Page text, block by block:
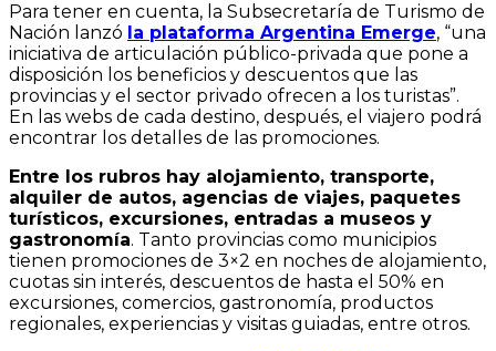
Para tener en cuenta, la Subsecretaría de Turismo de
Nación lanzó la plataforma Argentina Emerge, “una
iniciativa de articulación público-privada que pone a
disposición los beneficios y descuentos que las
provincias y el sector privado ofrecen a los turistas”.
En las webs de cada destino, después, el viajero podrá
encontrar los detalles de las promociones.
Entre los rubros hay alojamiento, transporte,
alquiler de autos, agencias de viajes, paquetes
turísticos, excursiones, entradas a museos y
gastronomía. Tanto provincias como municipios
tienen promociones de 3×2 en noches de alojamiento,
cuotas sin interés, descuentos de hasta el 50% en
excursiones, comercios, gastronomía, productos
regionales, experiencias y visitas guiadas, entre otros.